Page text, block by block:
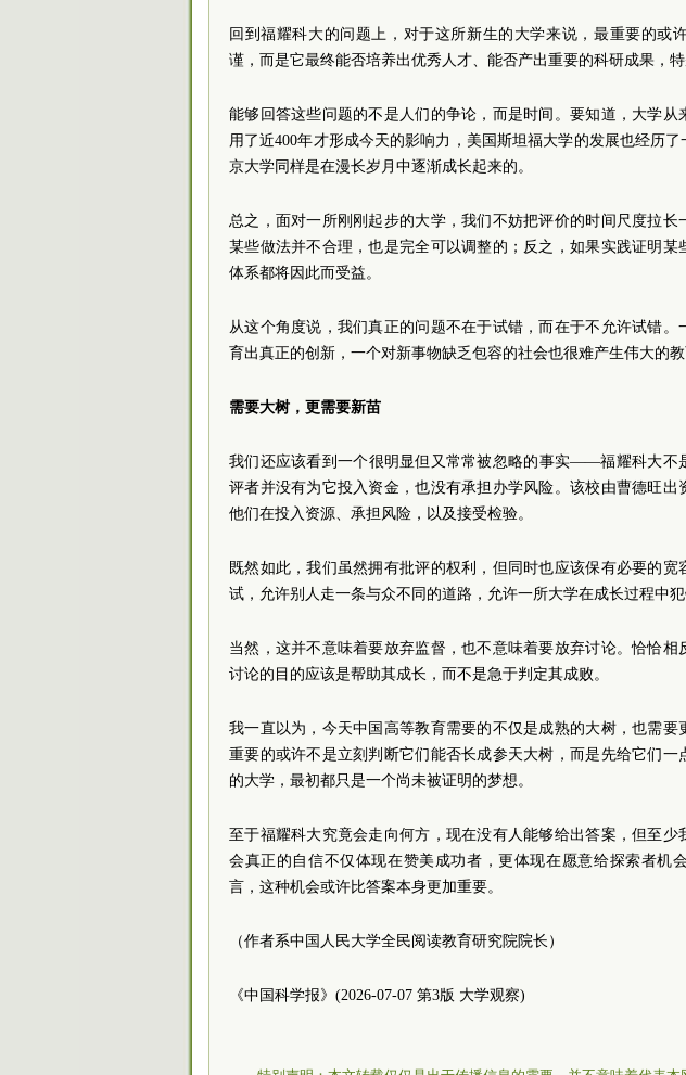
回到福耀科大的问题上，对于这所新生的大学来说，最重要的或
谨，而是它最终能否培养出优秀人才、能否产出重要的科研成果，
能够回答这些问题的不是人们的争论，而是时间。要知道，大学
用了近400年才形成今天的影响力，美国斯坦福大学的发展也经历
京大学同样是在漫长岁月中逐渐成长起来的。
总之，面对一所刚刚起步的大学，我们不妨把评价的时间尺度拉
某些做法并不合理，也是完全可以调整的；反之，如果实践证明某
体系都将因此而受益。
从这个角度说，我们真正的问题不在于试错，而在于不允许试错
育出真正的创新，一个对新事物缺乏包容的社会也很难产生伟大的教
需要大树，更需要新苗
我们还应该看到一个很明显但又常常被忽略的事实——福耀科大不
评者并没有为它投入资金，也没有承担办学风险。该校由曹德旺出
他们在投入资源、承担风险，以及接受检验。
既然如此，我们虽然拥有批评的权利，但同时也应该保有必要的
试，允许别人走一条与众不同的道路，允许一所大学在成长过程中犯
当然，这并不意味着要放弃监督，也不意味着要放弃讨论。恰恰
讨论的目的应该是帮助其成长，而不是急于判定其成败。
我一直以为，今天中国高等教育需要的不仅是成熟的大树，也需
重要的或许不是立刻判断它们能否长成参天大树，而是先给它们
的大学，最初都只是一个尚未被证明的梦想。
至于福耀科大究竟会走向何方，现在没有人能够给出答案，但至
会真正的自信不仅体现在赞美成功者，更体现在愿意给探索者机
言，这种机会或许比答案本身更加重要。
（作者系中国人民大学全民阅读教育研究院院长）
《中国科学报》(2026-07-07 第3版 大学观察)